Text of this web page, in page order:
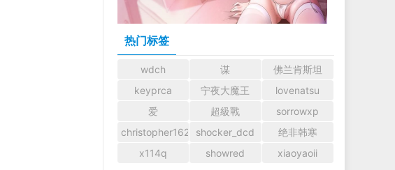
热门标签
wdch 谋
佛兰肯斯坦
keyprca
宁夜大魔王
lovenatsu
爱
超級戰
sorrowxp
christopher1628 shocker_dcd
绝非韩寒
x114q
showred xiaoyaoii